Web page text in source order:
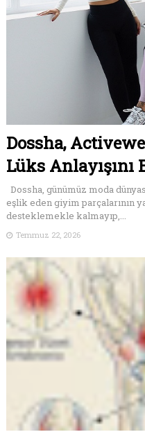
Dossha,
Lüks
Dossha, günümüz moda
eşlik eden giyim parçalarının
desteklemekle kalmayıp,...
Temmuz 22, 2026